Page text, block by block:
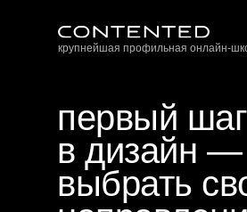
первый шаг
в дизайн —
выбрать
крупнейшая профильная онлайн-